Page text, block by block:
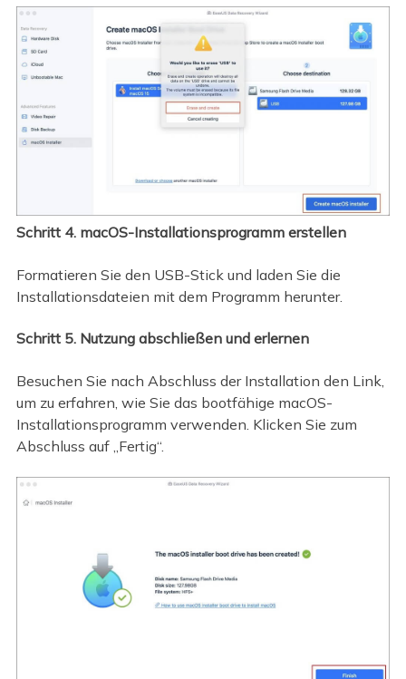
Schritt 4. macOS-Installationsprogramm erstellen
Formatieren Sie den USB-Stick und laden Sie die
Installationsdateien mit dem Programm herunter.
Schritt 5. Nutzung abschließen und erlernen
Besuchen Sie nach Abschluss der Installation den Link,
um zu erfahren, wie Sie das bootfähige macOS-
Installationsprogramm verwenden. Klicken Sie zum
Abschluss auf „Fertig“.